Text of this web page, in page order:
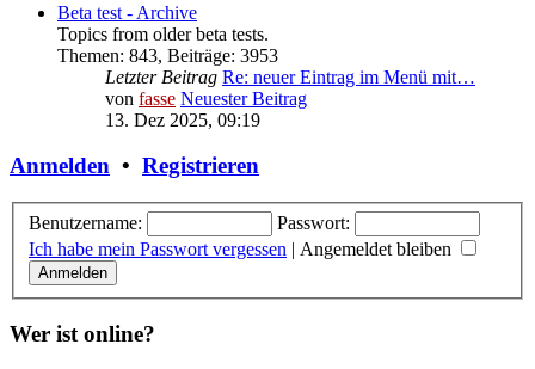
Beta test - Archive
Topics from older beta tests.
Themen: 843, Beiträge: 3953
Letzter Beitrag Re: neuer Eintrag im Menü mit…
von fasse Neuester Beitrag
13. Dez 2025, 09:19
Anmelden • Registrieren
Benutzername:
Passwort:
Ich habe mein Passwort vergessen | Angemeldet bleiben
Wer ist online?